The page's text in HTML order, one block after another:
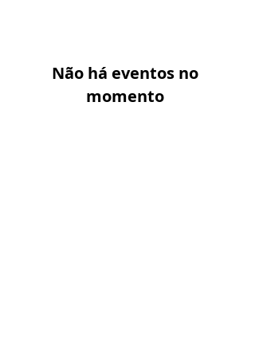
Não há eventos no
momento